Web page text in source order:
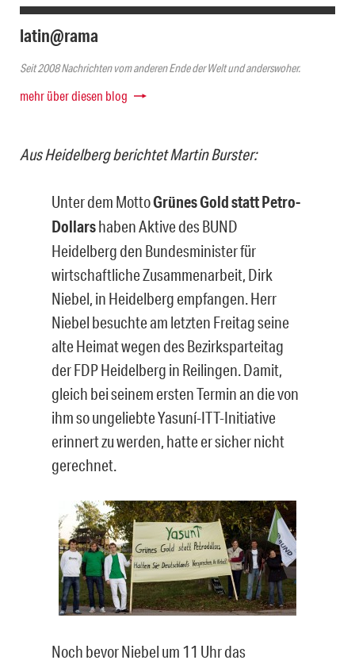
latin@rama
Seit 2008 Nachrichten vom anderen Ende der Welt und anderswoher.
mehr über diesen blog
Aus Heidelberg berichtet Martin Burster:
Unter dem MottoGrünes Gold statt Petro-
Dollarshaben Aktive des BUND
Heidelberg den Bundesminister für
wirtschaftliche Zusammenarbeit, Dirk
Niebel, in Heidelberg empfangen. Herr
Niebel besuchte am letzten Freitag seine
alte Heimat wegen des Bezirksparteitag
der FDP Heidelberg in Reilingen. Damit,
gleich bei seinem ersten Termin an die von
ihm so ungeliebte Yasuní-ITT-Initiative
erinnert zu werden, hatte er sicher nicht
gerechnet.
Noch bevor Niebel um 11 Uhr das